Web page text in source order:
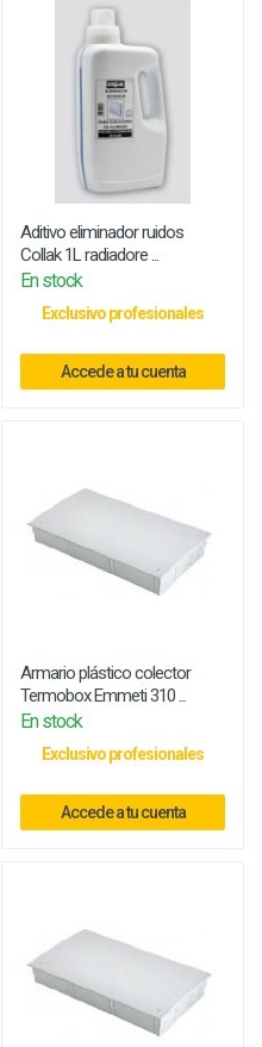
Aditivo eliminador ruidos
Collak 1L radiadore ...
En stock
Exclusivo profesionales
Accede a tu cuenta
Armario plástico colector
Termobox Emmeti 310 ...
En stock
Exclusivo profesionales
Accede a tu cuenta